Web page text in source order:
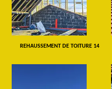
REHAUSSEMENT DE TOITURE 14